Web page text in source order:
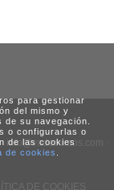
info@vadecursos.com
DE COOKIES
para gestionar
del mismo y
su navegación.
o configurarlas o
de las cookies
de cookies